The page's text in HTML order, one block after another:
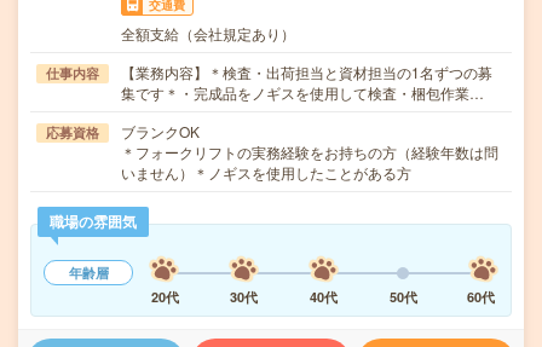
交通費
全額支給（会社規定あり）
仕事内容
【業務内容】＊検査・出荷担当と資材担当の1名ずつの募
集です＊・完成品をノギスを使用して検査・梱包作業…
応募資格
ブランクOK
＊フォークリフトの実務経験をお持ちの方（経験年数は問
いません）＊ノギスを使用したことがある方
職場の雰囲気
年齢層
20代
30代 40代 50代 60代